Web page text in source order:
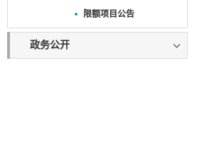
限额项目公告
政务公开